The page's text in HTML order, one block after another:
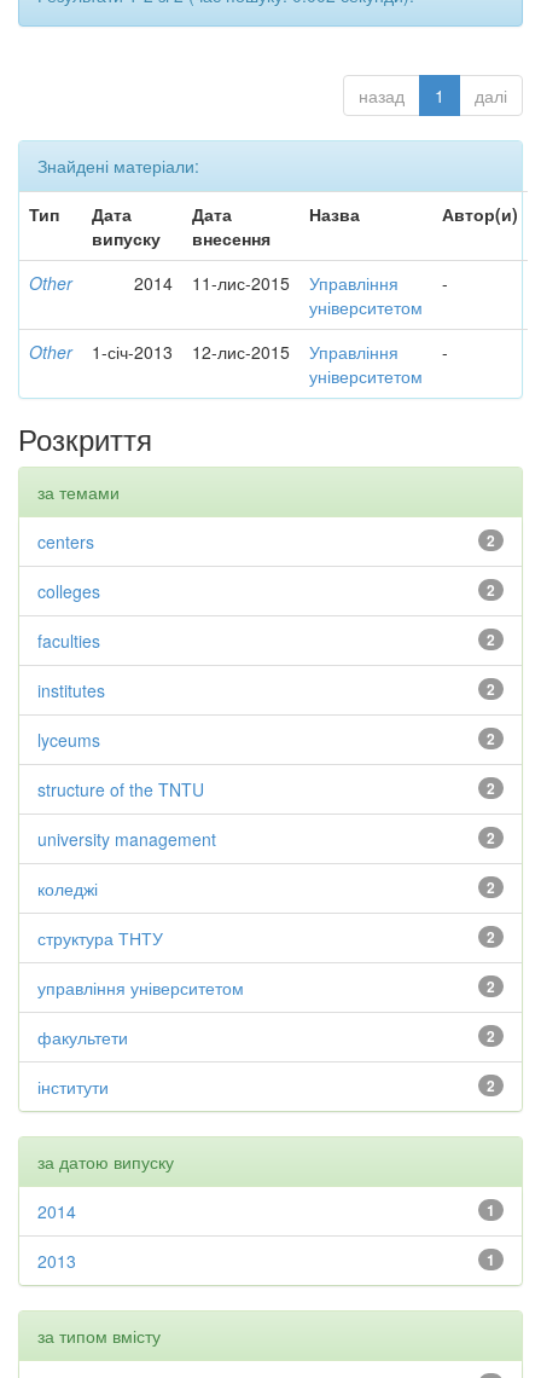
назад 1 далі
Знайдені матеріали:
Тип
Дата
випуску
Дата
внесення
Назва Автор(и)
Other 2014 11-лис-2015
Управління
університетом
-
Other 1-січ-2013 12-лис-2015
Управління
університетом
-
Розкриття
за темами
2
centers
2
colleges
2
faculties
2
institutes
2
lyceums
2
structure of the TNTU
2
university management
2
коледжі
2
структура ТНТУ
2
управління університетом
2
факультети
2
інститути
за датою випуску
1
2014
1
2013
за типом вмісту